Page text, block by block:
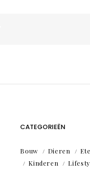
CATEGORIEËN
Bouw Dieren
Kinderen